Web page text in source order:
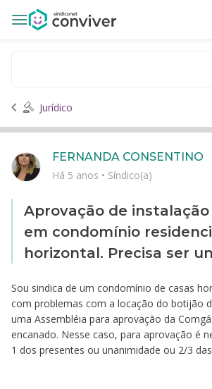
Jurídico
Aprovação de instalação
em condomínio
horizontal. Precisa ser
Sou sindica de um condomínio de casas
com problemas com a locação do botijão
uma Assembléia para aprovação da
encanado. Nesse caso, para aprovação é
1 dos presentes ou unanimidade ou 2/3
FERNANDA CONSENTINO
Há 5 anos • Síndico(a)